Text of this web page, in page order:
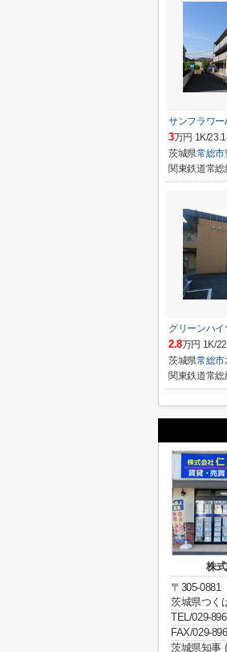
サンフラワー
3万円 1K/
茨城県常総市
関東鉄道常
グリーンハイ
2.8万円 1K/
茨城県常総市
関東鉄道常
株
〒305-0881
茨城県つく
TEL/029-
FAX/029-
茨城県知事